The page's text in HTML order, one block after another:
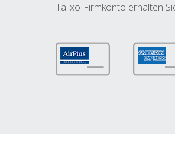
Talixo-Firmkonto erhalten